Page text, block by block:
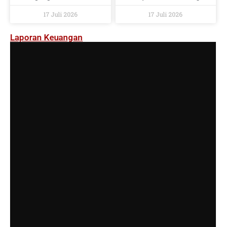
2026
17 Juli 2026
Implementasi
17 Juli 2026
Laporan Keuangan